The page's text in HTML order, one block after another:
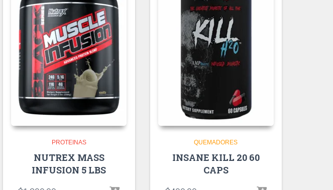
PROTEINAS
NUTREX MASS
INFUSION 5 LBS
QUEMADORES
INSANE KILL 20 60
CAPS